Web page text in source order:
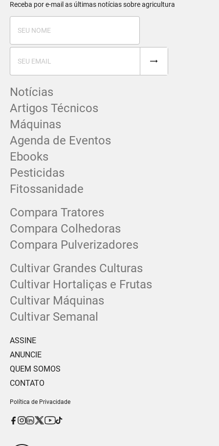
Receba por e-mail as últimas notícias sobre agricultura
Notícias
Artigos Técnicos
Máquinas
Agenda de Eventos
Ebooks
Pesticidas
Fitossanidade
Compara Tratores
Compara Colhedoras
Compara Pulverizadores
Cultivar Grandes Culturas
Cultivar Hortaliças e Frutas
Cultivar Máquinas
Cultivar Semanal
ASSINE
ANUNCIE
QUEM SOMOS
CONTATO
Política de Privacidade